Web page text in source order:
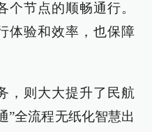
个节点的顺畅通行。
体验和效率，也保障
，则大大提升了民航
”全流程无纸化智慧出